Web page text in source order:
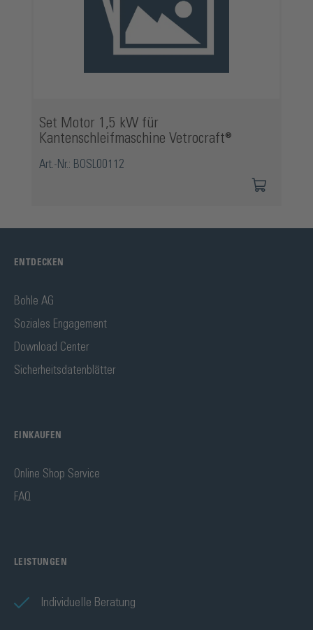
Set Motor 1,5 kW für
Kantenschleifmaschine Vetrocraft®
Art.-Nr.: BOSL00112
ENTDECKEN
Bohle AG
Soziales Engagement
Download Center
Sicherheitsdatenblätter
EINKAUFEN
Online Shop Service
FAQ
LEISTUNGEN
Individuelle Beratung